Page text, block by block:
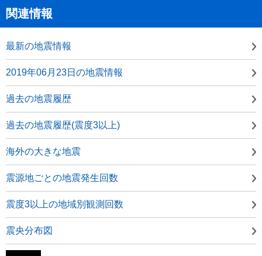
関連情報
最新の地震情報
2019年06月23日の地震情報
過去の地震履歴
過去の地震履歴(震度3以上)
海外の大きな地震
震源地ごとの地震発生回数
震度3以上の地域別観測回数
震央分布図